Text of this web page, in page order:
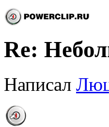
Re:
Написал